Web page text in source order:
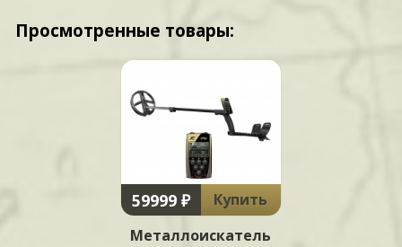
Просмотренные товары:
59999 ₽
Купить
Металлоискатель